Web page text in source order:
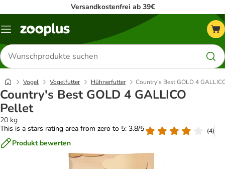
Versandkostenfrei ab 39€
Menü
Produkte
suchen
Vogel Vogelfutter Hühnerfutter Country's Best GOLD 4
Country's Best GOLD 4 GALLICO
Pellet
20 kg
This is a stars rating area from zero to 5: 3.8/5
(4)
Produkt bewerten